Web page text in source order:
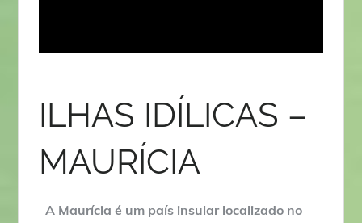
ILHAS IDÍLICAS –
MAURÍCIA
A Maurícia é um país insular localizado no